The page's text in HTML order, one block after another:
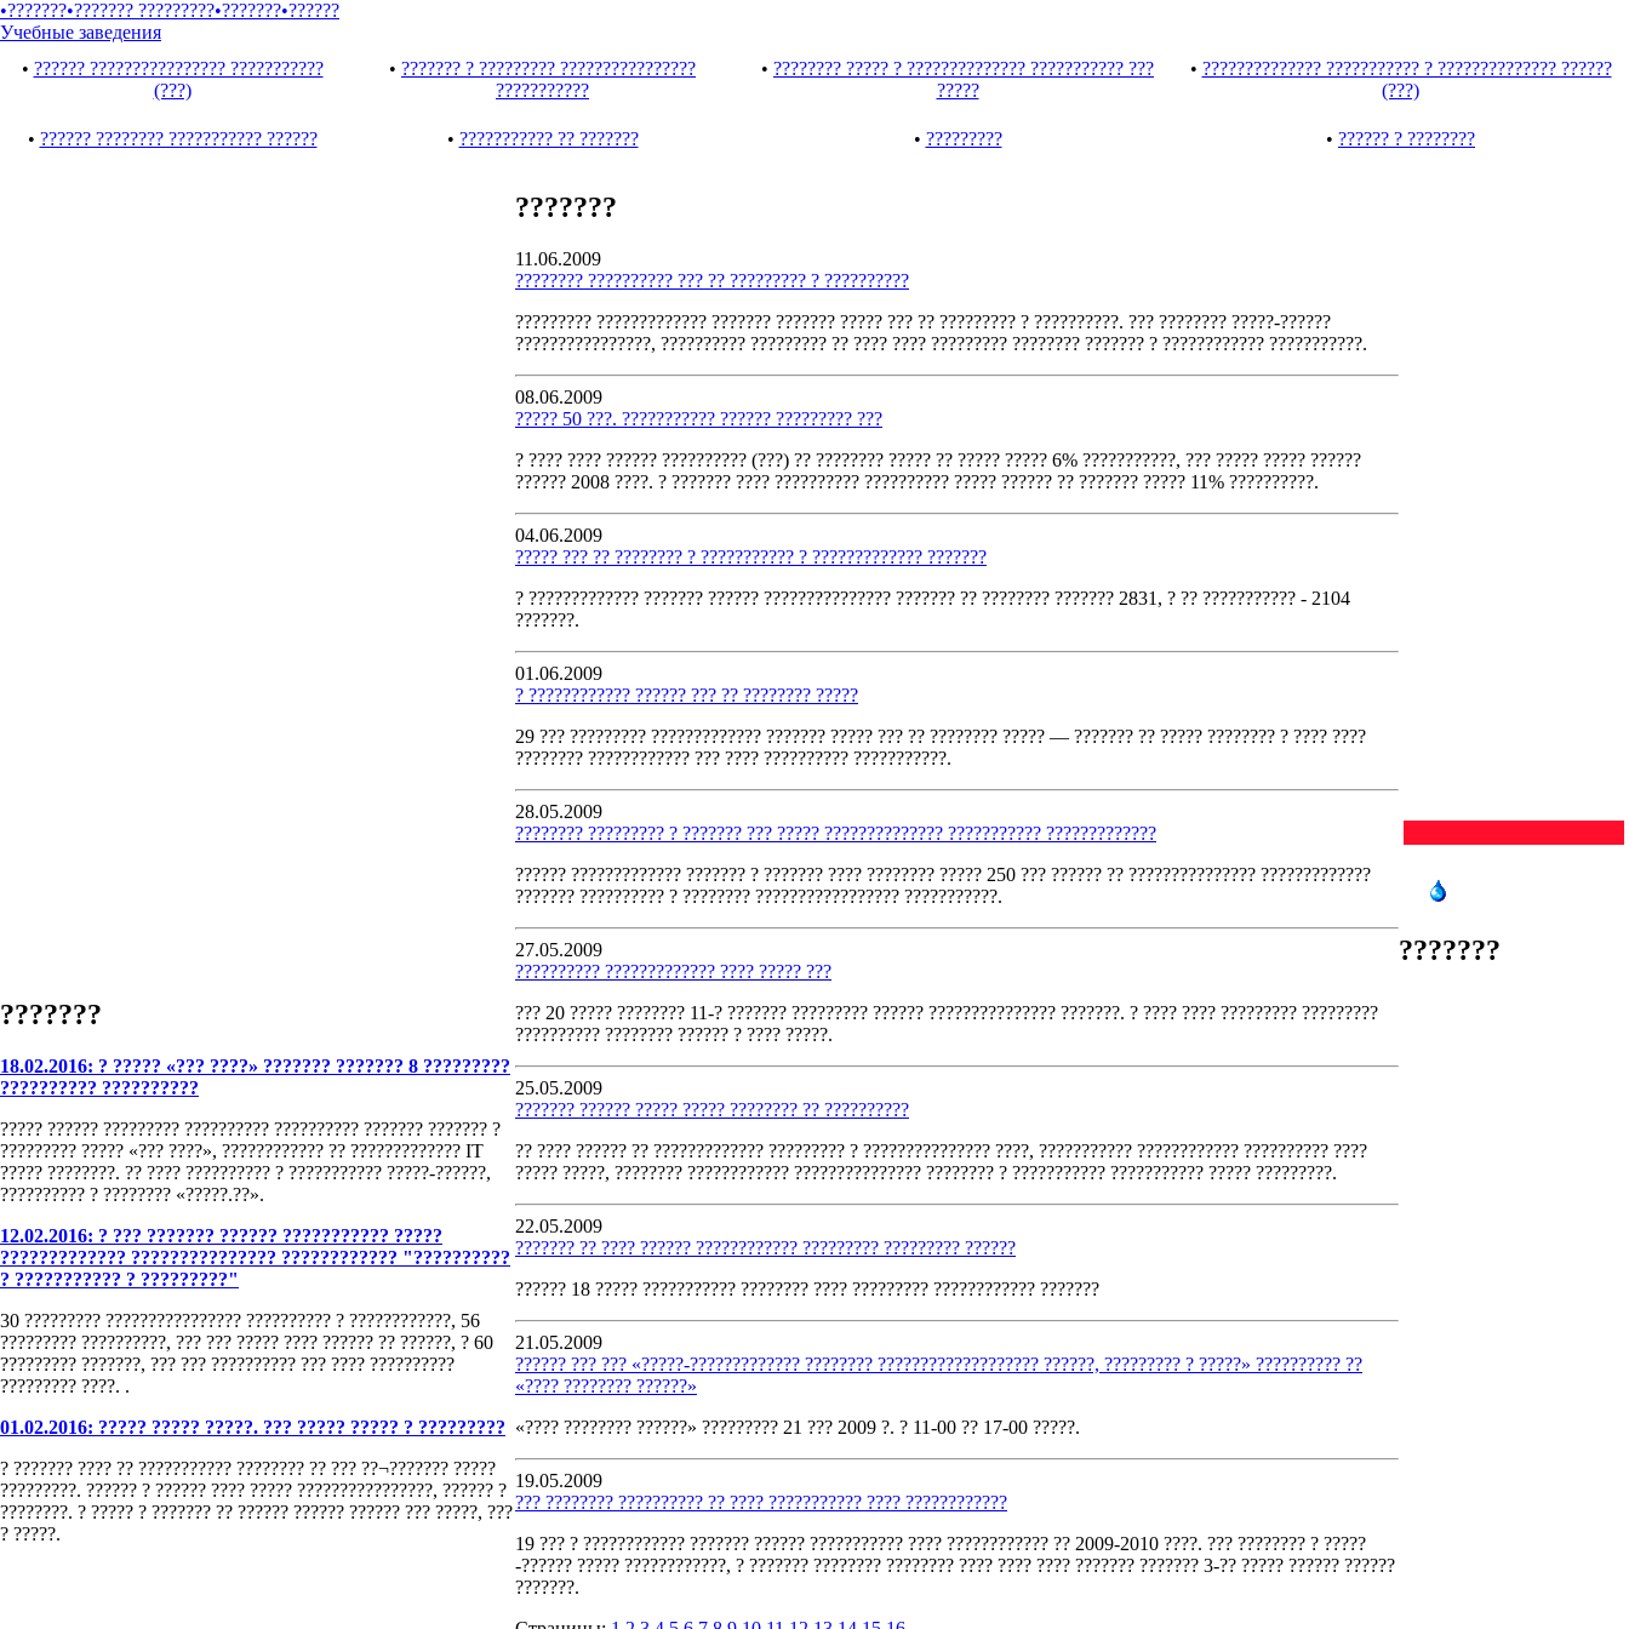
•???????•??????? ?????????•???????•??????
Учебные заведения
• ?????? ???????????????? ???????????
(???)
• ??????? ? ????????? ????????????????
???????????
• ???????? ????? ? ?????????????? ??????????? ???
?????
• ?????????????? ??????????? ? ?????????????? ??????
(???)
• ?????? ???????? ??????????? ?????? • ??????????? ?? ??????? • ????????? • ?????? ? ????????
???????
18.02.2016: ? ????? «??? ????» ??????? ??????? 8 ?????????
?????????? ??????????
????? ?????? ????????? ?????????? ?????????? ??????? ??????? ?
????????? ????? «??? ????», ???????????? ?? ????????????? IT
????? ????????. ?? ???? ?????????? ? ??????????? ?????-??????,
?????????? ? ???????? «?????.??».
12.02.2016: ? ??? ??????? ?????? ??????????? ?????
????????????? ??????????????? ???????????? "??????????
? ??????????? ? ?????????"
30 ????????? ???????????????? ?????????? ? ????????????, 56
????????? ??????????, ??? ??? ????? ???? ?????? ?? ??????, ? 60
????????? ???????, ??? ??? ?????????? ??? ???? ??????????
????????? ????. .
01.02.2016: ????? ????? ?????. ??? ????? ????? ? ?????????
? ??????? ???? ?? ??????????? ???????? ?? ??? ??¬??????? ?????
?????????. ?????? ? ?????? ???? ????? ????????????????, ?????? ?
????????. ? ????? ? ??????? ?? ?????? ?????? ?????? ??? ?????, ???
? ?????.
???????
11.06.2009
???????? ?????????? ??? ?? ????????? ? ??????????
????????? ????????????? ??????? ??????? ????? ??? ?? ????????? ? ??????????. ??? ???????? ?????-??????
????????????????, ?????????? ????????? ?? ???? ???? ????????? ???????? ??????? ? ???????????? ???????????.
08.06.2009
????? 50 ???. ??????????? ?????? ????????? ???
? ???? ???? ?????? ?????????? (???) ?? ???????? ????? ?? ????? ????? 6% ???????????, ??? ????? ????? ??????
?????? 2008 ????. ? ??????? ???? ?????????? ?????????? ????? ?????? ?? ??????? ????? 11% ??????????.
04.06.2009
????? ??? ?? ???????? ? ??????????? ? ????????????? ???????
? ????????????? ??????? ?????? ??????????????? ??????? ?? ???????? ??????? 2831, ? ?? ??????????? - 2104
???????.
01.06.2009
? ???????????? ?????? ??? ?? ???????? ?????
29 ??? ????????? ????????????? ??????? ????? ??? ?? ???????? ????? — ??????? ?? ????? ???????? ? ???? ????
???????? ???????????? ??? ???? ?????????? ???????????.
28.05.2009
???????? ????????? ? ??????? ??? ????? ?????????????? ??????????? ?????????????
?????? ????????????? ??????? ? ??????? ???? ???????? ????? 250 ??? ?????? ?? ??????????????? ?????????????
??????? ?????????? ? ???????? ????????????????? ???????????.
27.05.2009
?????????? ????????????? ???? ????? ???
??? 20 ????? ???????? 11-? ??????? ????????? ?????? ??????????????? ???????. ? ???? ???? ????????? ?????????
?????????? ???????? ?????? ? ???? ?????.
25.05.2009
??????? ?????? ????? ????? ???????? ?? ??????????
?? ???? ?????? ?? ????????????? ????????? ? ??????????????? ????, ??????????? ???????????? ?????????? ????
????? ?????, ???????? ???????????? ??????????????? ???????? ? ??????????? ??????????? ????? ?????????.
22.05.2009
??????? ?? ???? ?????? ???????????? ????????? ????????? ??????
?????? 18 ????? ??????????? ???????? ???? ????????? ???????????? ???????
21.05.2009
?????? ??? ??? «?????-????????????? ???????? ??????????????????? ??????, ????????? ? ?????» ?????????? ??
«???? ???????? ??????»
«???? ???????? ??????» ????????? 21 ??? 2009 ?. ? 11-00 ?? 17-00 ?????.
19.05.2009
??? ???????? ?????????? ?? ???? ??????????? ???? ????????????
19 ??? ? ???????????? ??????? ?????? ??????????? ???? ???????????? ?? 2009-2010 ????. ??? ???????? ? ?????
-?????? ????? ????????????, ? ??????? ???????? ???????? ???? ???? ???? ??????? ??????? 3-?? ????? ?????? ??????
???????.
???????